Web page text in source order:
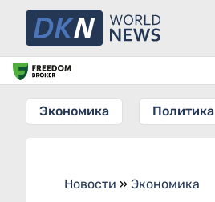
Экономика Политика
Новости » Экономика